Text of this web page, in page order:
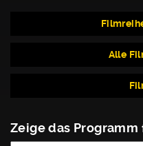
Alle
Zeige das Programm